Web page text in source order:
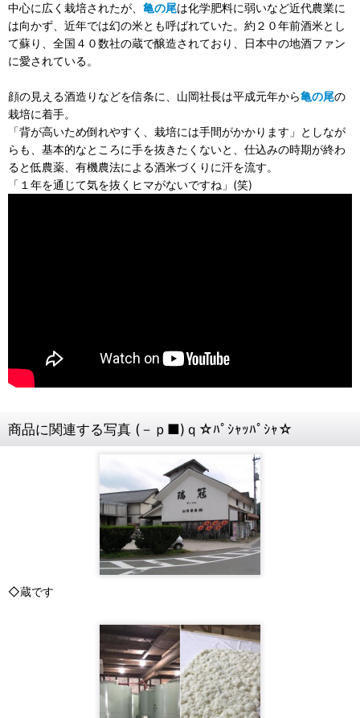
中心に広く栽培されたが、 亀の尾は化学肥料に弱いなど近代農業に
は向かず、近年では幻の米とも呼ばれていた。約２０年前酒米とし
て蘇り、全国４０数社の蔵で醸造されており、日本中の地酒ファン
に愛されている。
顔の見える酒造りなどを信条に、山岡社長は平成元年から亀の尾の
栽培に着手。
「背が高いため倒れやすく、栽培には手間がかかります」としなが
らも、基本的なところに手を抜きたくないと、仕込みの時期が終わ
ると低農薬、有機農法による酒米づくりに汗を流す。
「１年を通じて気を抜くヒマがないですね」(笑)
商品に関連する写真 (－ｐ■)ｑ☆ﾊﾟｼｬｯﾊﾟｼｬ☆
◇蔵です